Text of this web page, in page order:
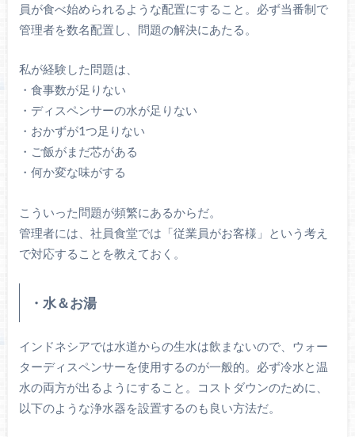
員が食べ始められるような配置にすること。必ず当番制で
管理者を数名配置し、問題の解決にあたる。
私が経験した問題は、
・食事数が足りない
・ディスペンサーの水が足りない
・おかずが1つ足りない
・ご飯がまだ芯がある
・何か変な味がする
こういった問題が頻繁にあるからだ。
管理者には、社員食堂では「従業員がお客様」という考え
で対応することを教えておく。
・水＆お湯
インドネシアでは水道からの生水は飲まないので、ウォー
ターディスペンサーを使用するのが一般的。必ず冷水と温
水の両方が出るようにすること。コストダウンのために、
以下のような浄水器を設置するのも良い方法だ。